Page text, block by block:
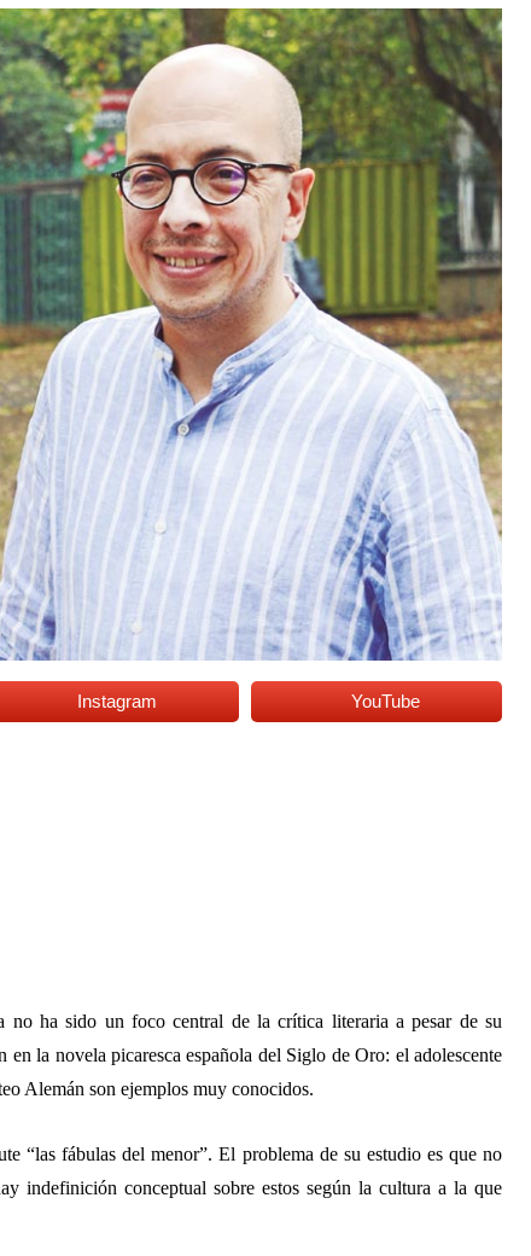
Instagram YouTube
no ha sido un foco central de la crítica literaria a pesar de su
en la novela picaresca española del Siglo de Oro: el adolescente
Alemán son ejemplos muy conocidos.
“las fábulas del menor”. El problema de su estudio es que no
indefinición conceptual sobre estos según la cultura a la que